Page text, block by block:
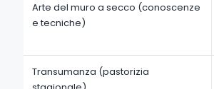
Arte del muro a secco (conoscenze
e tecniche)
Transumanza (pastorizia